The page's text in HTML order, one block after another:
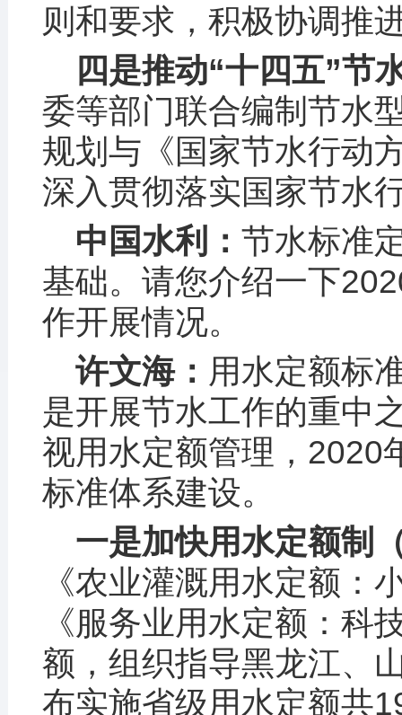
则和要求，积极协调推
四是推动“十四五”节
委等部门联合编制节水
规划与《国家节水行动
深入贯彻落实国家节水
中国水利：节水标准
基础。请您介绍一下
作开展情况。
许文海： 用水定额标
是开展节水工作的重中
视用水定额管理，2020
标准体系建设。
一是加快用水定额制
《农业灌溉用水定额：
《服务业用水定额：科
额，组织指导黑龙江、
布实施省级用水定额共